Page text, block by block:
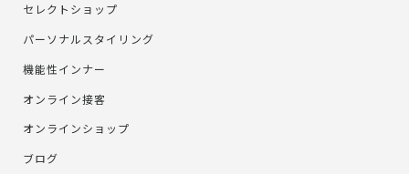
セレクトショップ
パーソナルスタイリング
機能性インナー
オンライン接客
オンラインショップ
ブログ